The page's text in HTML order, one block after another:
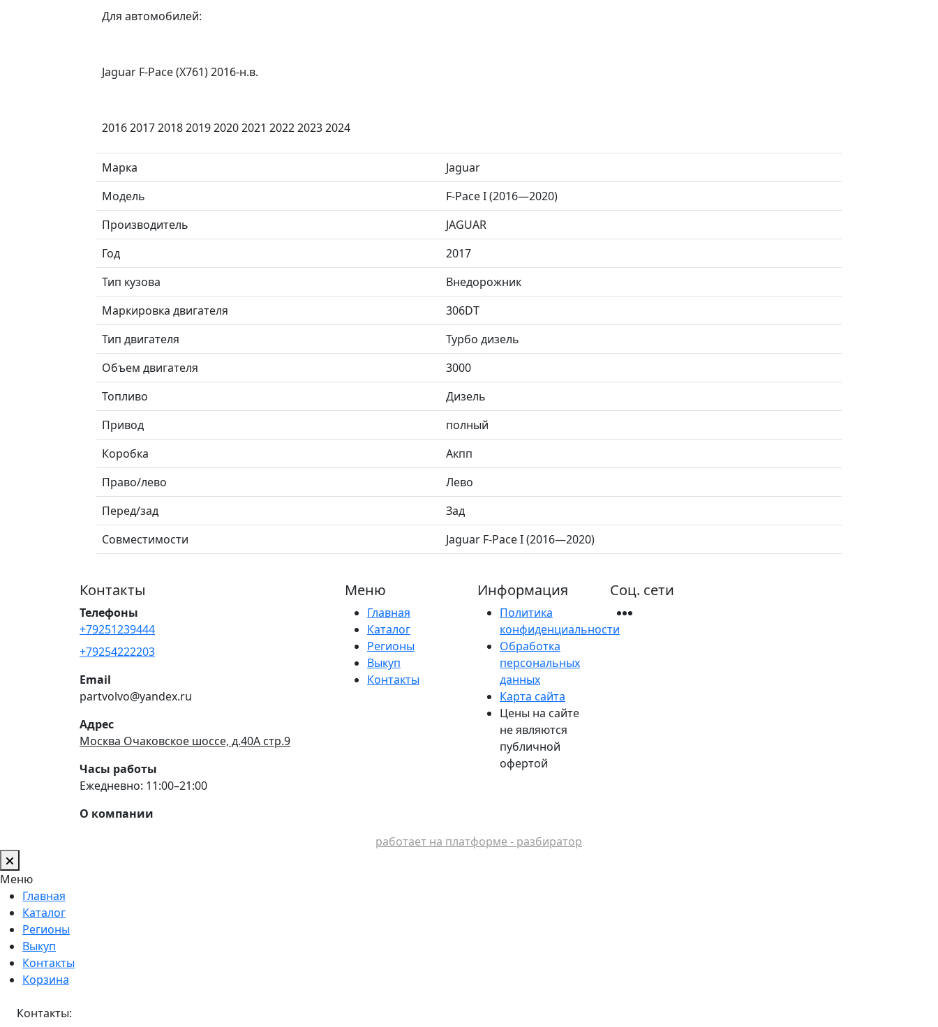
Для автомобилей:
Jaguar F-Pace (X761) 2016-н.в.
2016 2017 2018 2019 2020 2021 2022 2023 2024
Марка
Jaguar
Модель
F-Pace I (2016—2020)
Производитель
JAGUAR
Год
2017
Тип кузова
Внедорожник
Маркировка двигателя
306DT
Тип двигателя
Турбо дизель
Объем двигателя
3000
Топливо
Дизель
Привод
полный
Коробка
Акпп
Право/лево
Лево
Перед/зад
Зад
Совместимости
Jaguar F-Pace I (2016—2020)
Контакты
Телефоны
+79251239444
+79254222203
Email
partvolvo@yandex.ru
Адрес
Москва Очаковское шоссе, д.40А стр.9
Часы работы
Ежедневно: 11:00–21:00
О компании
Меню
Главная
Каталог
Регионы
Выкуп
Контакты
Информация
Политика
конфиденциальности
Обработка
персональных
данных
Карта сайта
Цены на сайте
не являются
публичной
офертой
Соц. сети
работает на платформе - разбиратор
Меню
Главная
Каталог
Регионы
Выкуп
Контакты
Корзина
Контакты: